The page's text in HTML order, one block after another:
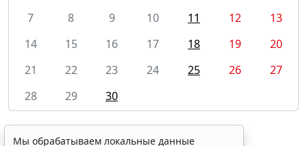
7
8 9 10 11 12
13
14
15 16 17 18 19
20
21
22 23 24 25 26
27
28
29 30
Мы обрабатываем локальные данные
браузера и используем инструменты
аналитики в целях улучшения и обеспечения
исследований и обзоров. Вы можете
запретить обработку указанных данных в
настройках браузера. Пожалуйста,
ознакомьтесь с условиями их обработки